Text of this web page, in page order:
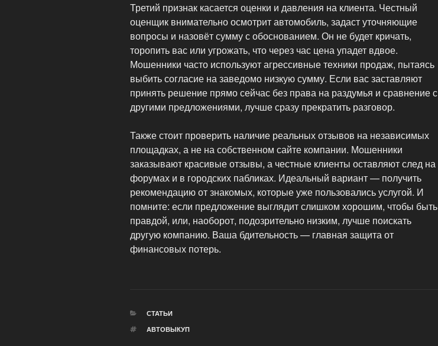
Третий признак касается оценки и давления на клиента. Честный
оценщик внимательно осмотрит автомобиль, задаст уточняющие
вопросы и назовёт сумму с обоснованием. Он не будет кричать,
торопить вас или угрожать, что через час цена упадет вдвое.
Мошенники часто используют агрессивные техники продаж, пытаясь
выбить согласие на заведомо низкую сумму. Если вас заставляют
принять решение прямо сейчас без права на раздумья и сравнение с
другими предложениями, лучше сразу прекратить разговор.
Также стоит проверить наличие реальных отзывов на независимых
площадках, а не на собственном сайте компании. Мошенники
заказывают красивые отзывы, а честные клиенты оставляют след на
форумах и в городских пабликах. Идеальный вариант — получить
рекомендацию от знакомых, которые уже пользовались услугой. И
помните: если предложение выглядит слишком хорошим, чтобы быть
правдой, или, наоборот, подозрительно низким, лучше поискать
другую компанию. Ваша бдительность — главная защита от
финансовых потерь.
РУБРИКИ
СТАТЬИ
МЕТКИ
АВТОВЫКУП